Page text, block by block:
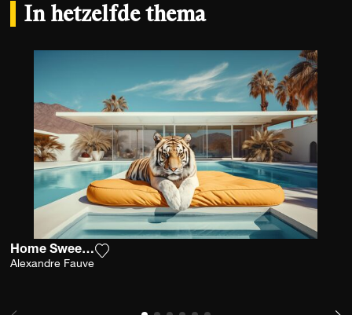
In hetzelfde thema
Home Sweet Home
Alexandre Fauve